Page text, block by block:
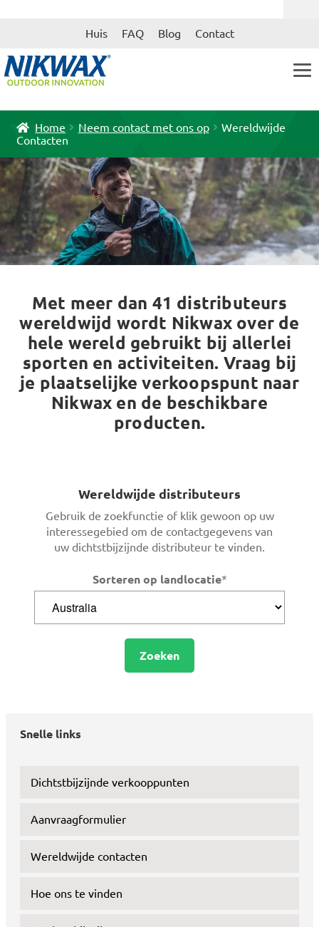
Ga
door
Ga
naar
Huis FAQ Blog Contact
Home Neem contact met ons op
Wereldwijde
Contacten
Met meer dan 41 distributeurs
wereldwijd wordt Nikwax over de
hele wereld gebruikt bij allerlei
sporten en activiteiten. Vraag bij
je plaatselijke verkoopspunt naar
Nikwax en de beschikbare
producten.
Wereldwijde distributeurs
Gebruik de zoekfunctie of klik gewoon op uw
interessegebied om de contactgegevens van
uw dichtstbijzijnde distributeur te vinden.
Sorteren op landlocatie*
Zoeken
Snelle links
Dichtstbijzijnde verkooppunten
Aanvraagformulier
Wereldwijde contacten
Hoe ons te vinden